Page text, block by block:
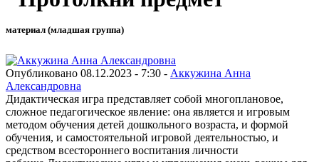
материал (младшая группа)
Опубликовано 08.12.2023 - 7:30 - Аккужина Анна
Александровна
Дидактическая игра представляет собой многоплановое,
сложное педагогическое явление: она является и игровым
методом обучения детей дошкольного возраста, и формой
обучения, и самостоятельной игровой деятельностью, и
средством всестороннего воспитания личности